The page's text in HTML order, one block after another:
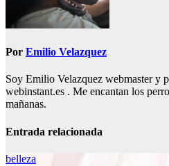
Por Emilio Velazquez
Soy Emilio Velazquez webmaster y
webinstant.es . Me encantan los
mañanas.
Entrada relacionada
belleza